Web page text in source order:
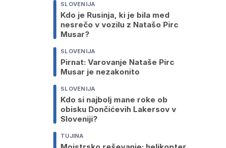
SLOVENIJA
Kdo je Rusinja, ki je bila med
nesrečo v vozilu z Natašo Pirc
Musar?
SLOVENIJA
Pirnat: Varovanje Nataše Pirc
Musar je nezakonito
SLOVENIJA
Kdo si najbolj mane roke ob
obisku Dončićevih Lakersov v
Sloveniji?
TUJINA